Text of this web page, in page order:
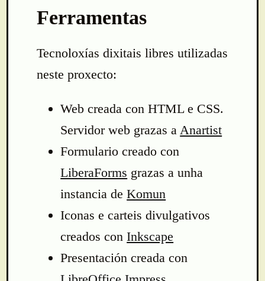
Ferramentas
Tecnoloxías dixitais libres utilizadas
neste proxecto:
Web creada con HTML e CSS.
Servidor web grazas a Anartist
Formulario creado con
LiberaForms grazas a unha
instancia deKomun
Iconas e carteis divulgativos
creados conInkscape
Presentación creada con